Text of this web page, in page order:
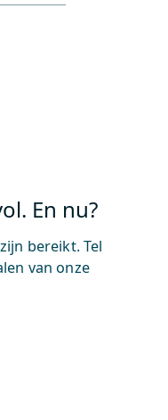
En nu?
bereikt. Tel
van onze